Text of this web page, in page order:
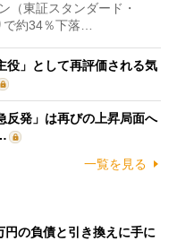
東証スタンダード・
約34％下落…
役」として再評価される気
反発」は再びの上昇局面へ
一覧を見る
円の負債と引き換えに手に